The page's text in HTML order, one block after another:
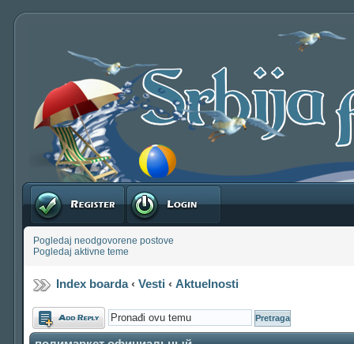
Registruj se Prijavite se
Pogledaj neodgovorene postove
Pogledaj aktivne teme
Index boarda‹ Vesti ‹ Aktuelnosti
Odgovori